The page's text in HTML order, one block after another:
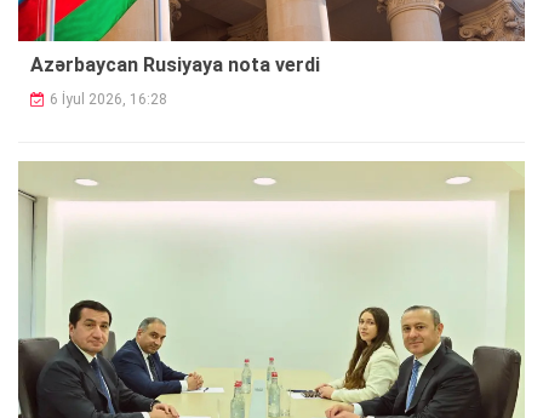
Azərbaycan Rusiyaya nota verdi
6 İyul 2026, 16:28